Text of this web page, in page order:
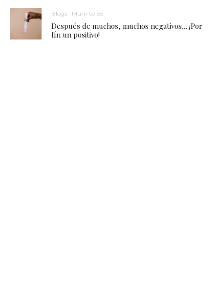
Blogs Mum to be
Después de muchos, muchos negativos… ¡Por
fín un positivo!